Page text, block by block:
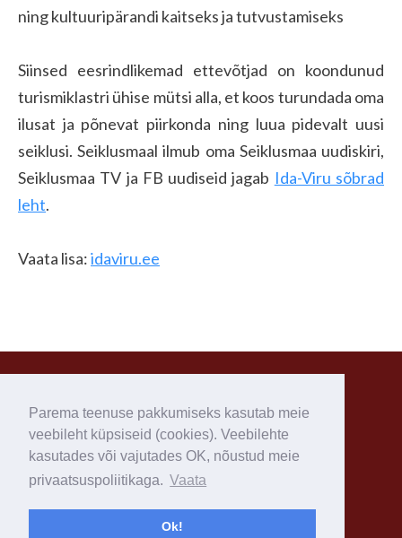
Parema teenuse pakkumiseks kasutab meie
veebileht küpsiseid (cookies). Veebilehte
kasutades või vajutades OK, nõustud meie
privaatsuspoliitikaga. Vaata
Ok!
ning kultuuripärandi kaitseks ja tutvustamiseks
Siinsed eesrindlikemad ettevõtjad on koondunud
turismiklastri ühise mütsi alla, et koos turundada oma
ilusat ja põnevat piirkonda ning luua pidevalt uusi
seiklusi.Seiklusmaal ilmub oma Seiklusmaa uudiskiri,
Seiklusmaa TV ja FB uudiseid jagab Ida-Viru sõbrad
leht.
Vaata lisa:idaviru.ee
Lääne 1 b, Jõhvi, Ida-Virumaa 41533
info@mimino.ee
+372 33 75 750
Veebitellimuste tingimused